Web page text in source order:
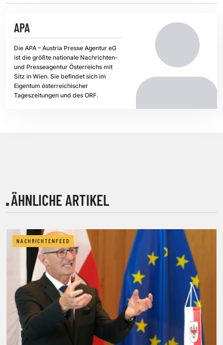
APA
Die APA – Austria Presse Agentur eG
ist die größte nationale Nachrichten-
und Presseagentur Österreichs mit
Sitz in Wien. Sie befindet sich im
Eigentum österreichischer
Tageszeitungen und des ORF.
ÄHNLICHE ARTIKEL
NACHRICHTENFEED